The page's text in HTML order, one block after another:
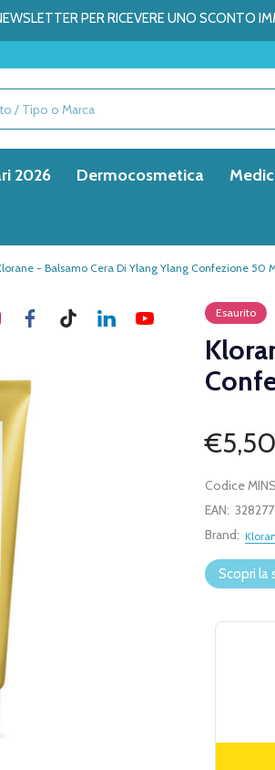
PER RICEVERE UNO SCONTO
🎁
2026 Dermocosmetica
- Balsamo Cera Di Ylang Ylang Confezione 50
Esaurito
€5,50
Codice
EAN:
Brand:
Scopri